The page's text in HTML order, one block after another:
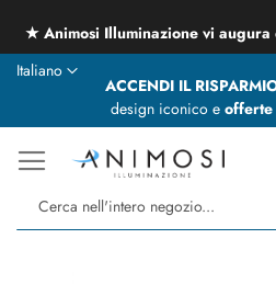
★ Animosi Illuminazione vi
ACCENDI IL
design iconico e offerte
Lingua
Italiano